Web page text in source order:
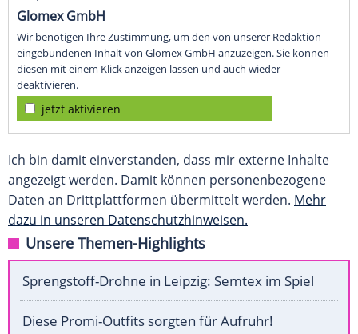
Glomex GmbH
Wir benötigen Ihre Zustimmung, um den von unserer Redaktion
eingebundenen Inhalt von Glomex GmbH anzuzeigen. Sie können
diesen mit einem Klick anzeigen lassen und auch wieder
deaktivieren.
jetzt aktivieren
Ich bin damit einverstanden, dass mir externe Inhalte
angezeigt werden. Damit können personenbezogene
Daten an Drittplattformen übermittelt werden. Mehr
dazu in unseren Datenschutzhinweisen.
Unsere Themen-Highlights
Sprengstoff-Drohne in Leipzig: Semtex im Spiel
Diese Promi-Outfits sorgten für Aufruhr!